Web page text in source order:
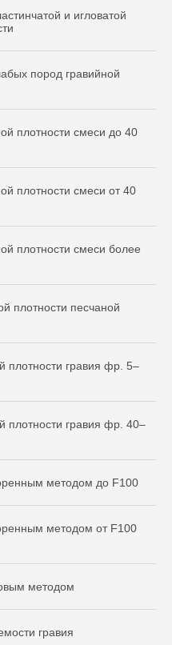
и игловатой
пород гравийной
плотности смеси до 40
плотности смеси от 40
плотности смеси более
плотности песчаной
плотности гравия фр. 5–
плотности гравия фр. 40–
методом до F100
методом от F100
методом
гравия